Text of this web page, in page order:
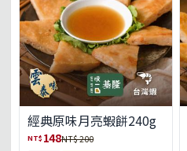
經典原味月亮蝦餅240g
NT$ 148NT$ 200